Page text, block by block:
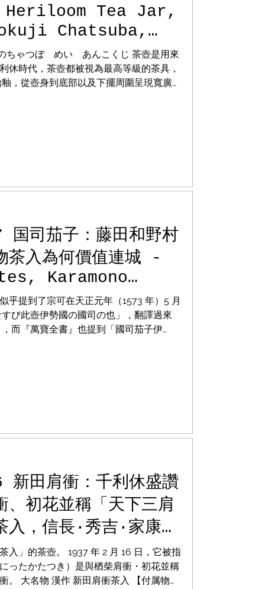
Heriloom Tea Jar,
Chatsuba,
ちゃつぼ めい あんこくじ 茶壺是用來
休時代，茶壺都被視為最高等級的茶具，
，從壺身到底部以及下擺周圍呈現寬廣
司茄子：藤田和野村
茶入為何價值連城 -
Karamono
乎提到了宗可在天正元年（1573 年）5 月
び此壺伊勢國の國司の也」，翻譯過來
而『萬寶全書』也提到「國司茄子伊
田肩衝：千利休盛讚
、初花並稱「天下三肩
入，信長·秀吉·家康
Nita
Hideyoshi
入」的茶壺。 1937 年 2 月 16 日，它被指
ったかたつき）是與楢柴肩衝・初花並稱
。 大名物 漢作 新田肩衝茶入 【付属物】